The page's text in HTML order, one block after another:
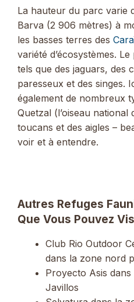
La hauteur du parc varie
Barva (2 906 mètres) à
les basses terres des
variété d’écosystèmes.
tels que des jaguars, des
paresseux et des singes.
également de nombreux
Quetzal (l’oiseau national
toucans et des aigles –
voir et à entendre.
Autres Refuges
Que Vous Pouvez
Club Rio Outdoor
dans la zone nord
Proyecto Asis
Javillos